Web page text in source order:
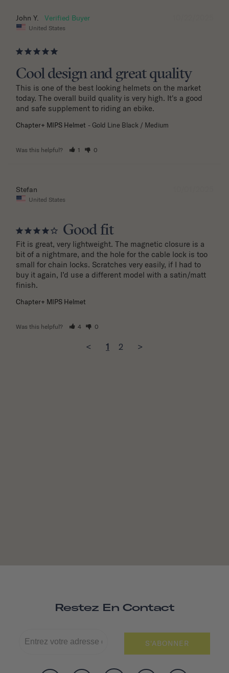
John Y.
United States
Cool design and great quality
This is one of the best looking helmets on the market
today. The overall build quality is very high. It's a good
and safe supplement to riding an ebike.
Chapter+ MIPS Helmet Gold Line Black / Medium
Was this helpful? 1 0
Stefan
United States
Good fit
Fit is great, very lightweight. The magnetic closure is a
bit of a nightmare, and the hole for the cable lock is too
small for chain locks. Scratches very easily, if I had to
buy it again, I’d use a different model with a satin/matt
finish.
Chapter+ MIPS Helmet
Was this helpful? 4 0
< 1 2 >
Restez En Contact
S'ABONNER